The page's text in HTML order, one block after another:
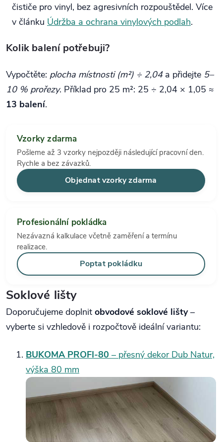
čističe pro vinyl, bez agresivních rozpouštědel. Více
v článku Údržba a ochrana vinylových podlah.
Kolik balení potřebuji?
Vypočtěte: plocha místnosti (m²) ÷ 2,04a přidejte 5–
10 % prořezy. Příklad pro 25 m²: 25 ÷ 2,04 × 1,05 ≈
13 balení.
Vzorky zdarma
Pošleme až 3 vzorky nejpozději následující pracovní den.
Rychle a bez závazků.
Objednat vzorky zdarma
Profesionální pokládka
Nezávazná kalkulace včetně zaměření a termínu
realizace.
Poptat pokládku
Soklové lišty
Doporučujeme doplnit obvodové soklové lišty–
vyberte si vzhledově i rozpočtově ideální variantu:
BUKOMA PROFI‑80 – přesný dekor Dub Natur,
výška 80 mm